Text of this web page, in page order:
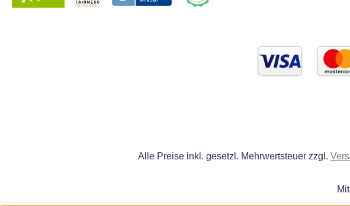
Alle Preise inkl. gesetzl. Mehrwertsteuer zzgl.
Mit